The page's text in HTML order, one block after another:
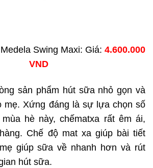
Swing Maxi: Giá: 4.600.000
VND
sản phẩm hút sữa nhỏ gọn và
mẹ. Xứng đáng là sự lựa chọn số
hè này, chếmatxa rất êm ái,
Chế độ mat xa giúp bài tiết
giúp sữa về nhanh hơn và rút
hút sữa.